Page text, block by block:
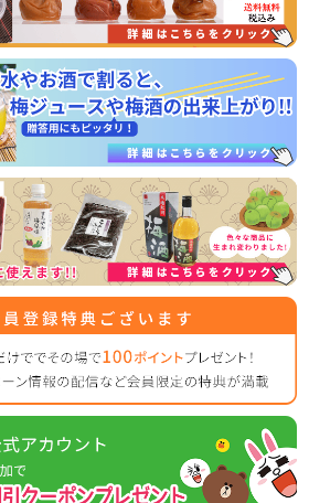
す！
後すぐお召し上がりいただけますの
でぜひご賞味ください。
業のお知らせ
り厚く御礼申し上げます。
案内させていただきます。
しますが、何卒ご理解とご協力を賜
致します。
（水曜日）
予想されますのであらかじめのご注